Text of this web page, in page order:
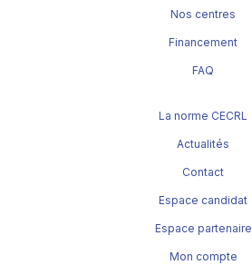
Nos centres
Financement
FAQ
La norme CECRL
Actualités
Contact
Espace candidat
Espace partenaire
Mon compte